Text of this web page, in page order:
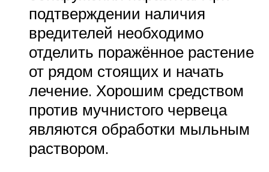
подтверждении наличия
вредителей необходимо
отделить поражённое растение
от рядом стоящих и начать
лечение. Хорошим средством
против мучнистого червеца
являются обработки мыльным
раствором.